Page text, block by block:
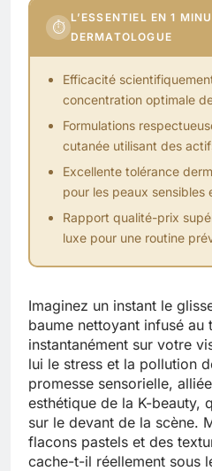
⏱
L’ESSENTIEL EN 1
DERMATOLOGUE
Efficacité
concentration optimale
Formulations
cutanée utilisant des
Excellente tolérance
pour les peaux
Rapport qualité-prix
luxe pour une routine
Imaginez un instant le
baume nettoyant infusé au
instantanément sur votre
lui le stress et la pollution
promesse sensorielle,
esthétique de la K-beauty,
sur le devant de la scène.
flacons pastels et des
cache-t-il réellement sous